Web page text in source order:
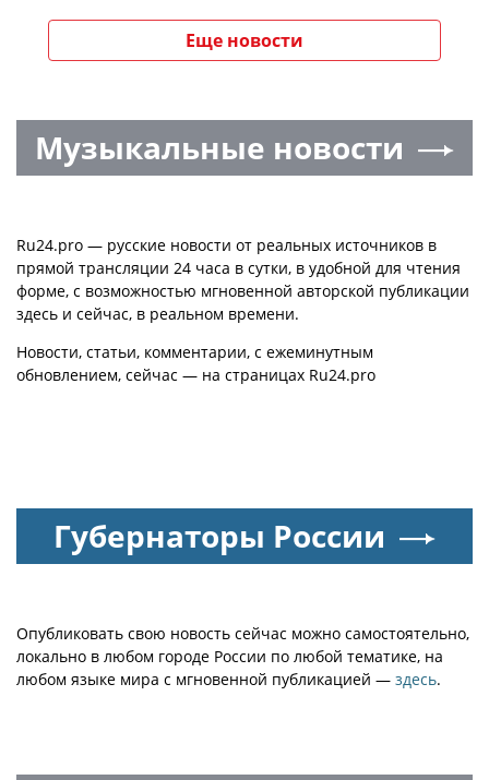
Еще новости
Музыкальные новости
Ru24.pro — русские новости от реальных источников в
прямой трансляции 24 часа в сутки, в удобной для чтения
форме, с возможностью мгновенной авторской публикации
здесь и сейчас, в реальном времени.
Новости, статьи, комментарии, с ежеминутным
обновлением, сейчас — на страницах Ru24.pro
Губернаторы России
Опубликовать свою новость сейчас можно самостоятельно,
локально в любом городе России по любой тематике, на
любом языке мира с мгновенной публикацией — здесь.